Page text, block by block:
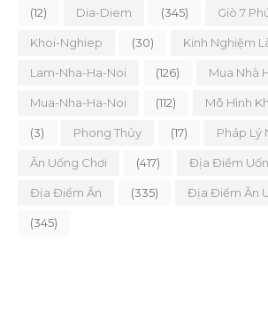
(12) Dia-Diem (345) Giò 7
Khoi-Nghiep (30) Kinh Nghiệm
Lam-Nha-Ha-Noi (126) Mua Nhà
Mua-Nha-Ha-Noi (112) Mô Hình
(3) Phong Thủy (17) Pháp Lý
Ăn Uống Chơi (417) Địa Điểm
Địa Điểm Ăn (335) Địa Điểm Ăn
(345)